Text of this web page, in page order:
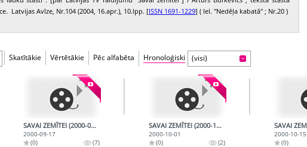
Latvijas Avīze, Nr.104 (2004, 16.apr.), 10.lpp. [ISSN 1691-1229] ( Iel. "Nedēļa kabatā" ; Nr.20 )
Skatītākie Vērtētākie Pēc alfabēta Hronoloģiski (visi)
SAVAI ZEMĪTEI (2000-09-17)
2000-09-17
(0)
(7)
SAVAI ZEMĪTEI (2000-10-01)
2000-10-01
(0)
(2)
2000-10-15
(0)